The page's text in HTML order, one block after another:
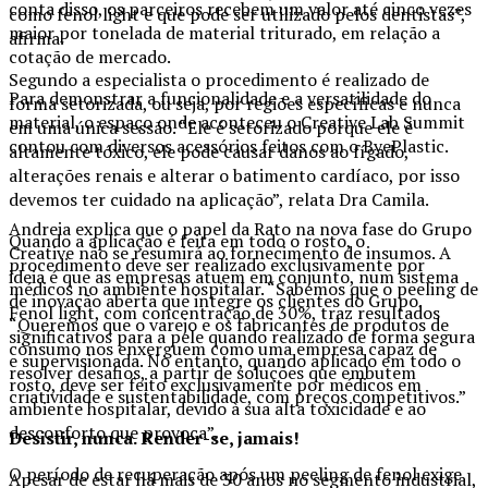
conta disso, os parceiros recebem um valor até cinco vezes
maior por tonelada de material triturado, em relação a
cotação de mercado.
Para demonstrar a funcionalidade e a versatilidade do
material, o espaço onde aconteceu o Creative Lab Summit
contou com diversos acessórios feitos com o ByePlastic.
Andreia explica que o papel da Rato na nova fase do Grupo
Creative não se resumirá ao fornecimento de insumos. A
ideia é que as empresas atuem em conjunto, num sistema
de inovação aberta que integre os clientes do Grupo.
“Queremos que o varejo e os fabricantes de produtos de
consumo nos enxerguem como uma empresa capaz de
resolver desafios, a partir de soluções que embutem
criatividade e sustentabilidade, com preços competitivos.”
Desistir, nunca. Render-se, jamais!
Apesar de estar há mais de 30 anos no segmento industrial,
como fenol light e que pode ser utilizado pelos dentistas”,
afirma.
Segundo a especialista o procedimento é realizado de
forma setorizada, ou seja, por regiões específicas e nunca
em uma única sessão. “Ele é setorizado porque ele é
altamente tóxico, ele pode causar danos ao fígado,
alterações renais e alterar o batimento cardíaco, por isso
devemos ter cuidado na aplicação”, relata Dra Camila.
Quando a aplicação é feita em todo o rosto, o
procedimento deve ser realizado exclusivamente por
médicos no ambiente hospitalar. “Sabemos que o peeling de
Fenol light, com concentração de 30%, traz resultados
significativos para a pele quando realizado de forma segura
e supervisionada. No entanto, quando aplicado em todo o
rosto, deve ser feito exclusivamente por médicos em
ambiente hospitalar, devido à sua alta toxicidade e ao
desconforto que provoca”.
O período de recuperação após um peeling de fenol exige